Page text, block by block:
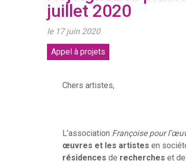
juillet 2020
le 17 juin 2020
Appel à projets
Chers artistes,
L’association Françoise pour
œuvres et les artistes en
résidences de recherches et de